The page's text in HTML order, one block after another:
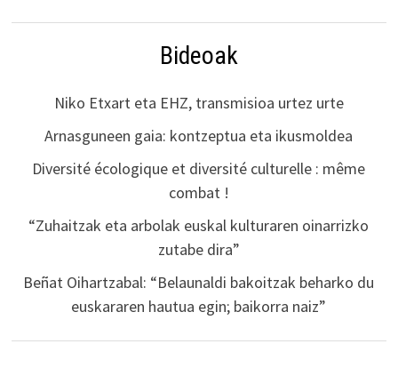
Bideoak
Niko Etxart eta EHZ, transmisioa urtez urte
Arnasguneen gaia: kontzeptua eta ikusmoldea
Diversité écologique et diversité culturelle : même
combat !
“Zuhaitzak eta arbolak euskal kulturaren oinarrizko
zutabe dira”
Beñat Oihartzabal: “Belaunaldi bakoitzak beharko du
euskararen hautua egin; baikorra naiz”